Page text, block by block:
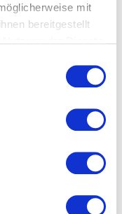
mit
bereitgestellt
weiterhin nutzen.